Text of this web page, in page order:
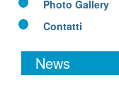
Photo Gallery
Contatti
News